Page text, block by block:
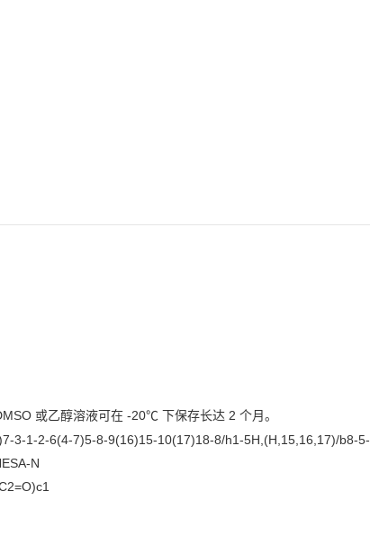
或乙醇溶液可在 -20℃ 下保存长达 2 个月。
3-1-2-6(4-7)5-8-9(16)15-10(17)18-8/h1-5H,(H,15,16,17)/b8-5-
N